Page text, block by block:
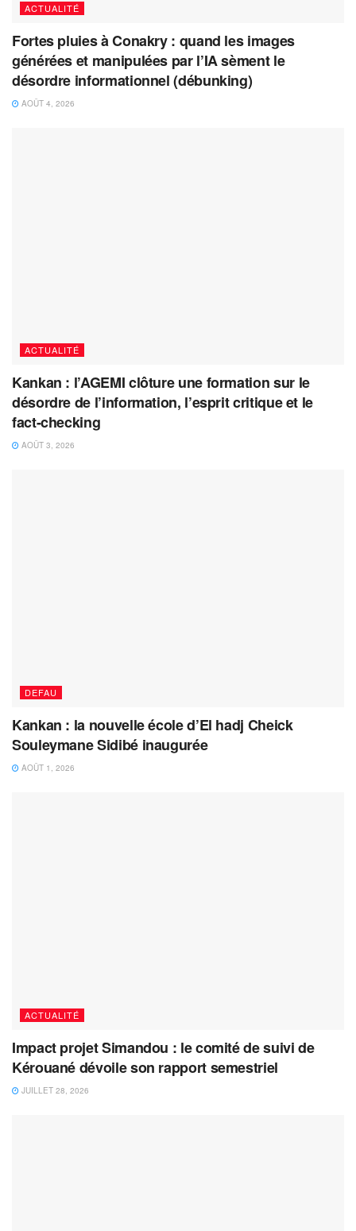
ACTUALITÉ
Fortes pluies à Conakry : quand les images
générées et manipulées par l’IA sèment le
désordre informationnel (débunking)
AOÛT 4, 2026
ACTUALITÉ
Kankan : l’AGEMI clôture une formation sur le
désordre de l’information, l’esprit critique et le
fact-checking
AOÛT 3, 2026
DEFAU
Kankan : la nouvelle école d’El hadj Cheick
Souleymane Sidibé inaugurée
AOÛT 1, 2026
ACTUALITÉ
Impact projet Simandou : le comité de suivi de
Kérouané dévoile son rapport semestriel
JUILLET 28, 2026